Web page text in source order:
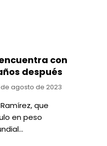
con
después
de agosto de 2023
que
en peso